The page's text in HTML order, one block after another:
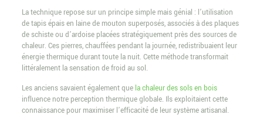
La technique repose sur un principe simple mais génial : l’utilisation
de tapis épais en laine de mouton superposés, associés à des plaques
de schiste ou d’ardoise placées stratégiquement près des sources de
chaleur. Ces pierres, chauffées pendant la journée, redistribuaient leur
énergie thermique durant toute la nuit. Cette méthode transformait
littéralement la sensation de froid au sol.
Les anciens savaient également que la chaleur des sols en bois
influence notre perception thermique globale. Ils exploitaient cette
connaissance pour maximiser l’efficacité de leur système artisanal.